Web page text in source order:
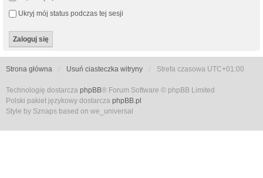
Ukryj mój status podczas tej sesji
Strona główna Usuń ciasteczka witryny Strefa czasowa UTC+01:00
Technologię dostarcza phpBB® Forum Software © phpBB Limited
Polski pakiet językowy dostarcza phpBB.pl
Style by Sznaps based on we_universal